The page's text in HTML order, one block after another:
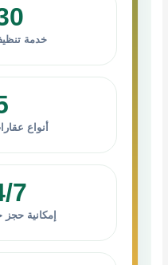
خدمة
أنواع
7
إمكانية